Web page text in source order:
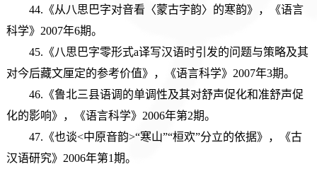
44.《从八思巴字对音看〈蒙古字韵〉的寒韵》，《语言
科学》2007年6期。
45.《八思巴字零形式a译写汉语时引发的问题与策略及其
对今后藏文厘定的参考价值》，《语言科学》2007年3期。
46.《鲁北三县语调的单调性及其对舒声促化和准舒声促
化的影响》，《语言科学》2006年第2期。
47.《也谈<中原音韵>“寒山”“桓欢”分立的依据》，《古
汉语研究》2006年第1期。